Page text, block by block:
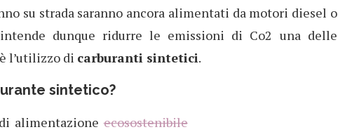
su strada saranno ancora alimentati da motori diesel o
dunque ridurre le emissioni di Co2 una delle
l’utilizzo di carburanti sintetici.
sintetico?
alimentazioneecosostenibile